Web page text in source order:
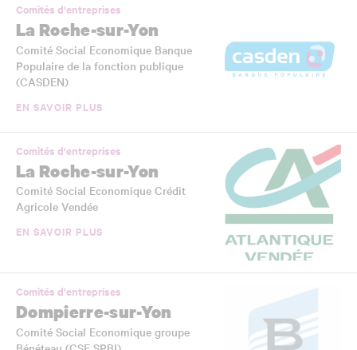
Comités d'entreprises
La Roche-sur-Yon
Comité Social Economique Banque
Populaire de la fonction publique
(CASDEN)
EN SAVOIR PLUS
Comités d'entreprises
La Roche-sur-Yon
Comité Social Economique Crédit
Agricole Vendée
EN SAVOIR PLUS
Comités d'entreprises
Dompierre-sur-Yon
Comité Social Economique groupe